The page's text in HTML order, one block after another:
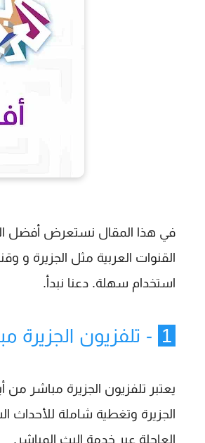
في هذا المقال نستعرض أفضل
استخدام سهلة. دعنا نبدأ.
1 - تلفزيون الجزيرة
يعتبر تلفزيون الجزيرة مباشر من
الجزيرة وتغطية شاملة للأحداث
العاجلة عبر خدمة البث المباشر.